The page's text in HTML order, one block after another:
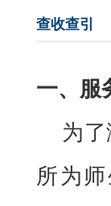
查收查引
一、服
为
所为